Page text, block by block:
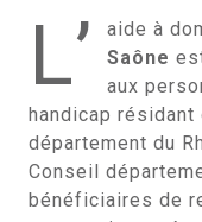
L’ aide à
Saône
aux
handicap résidant
département du
Conseil
bénéficiaires de